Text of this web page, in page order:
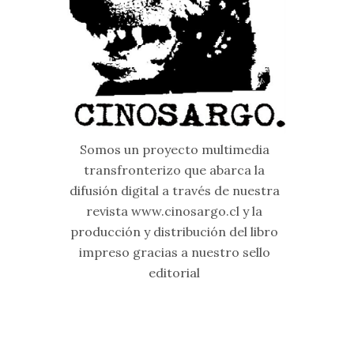
Somos un proyecto multimedia
transfronterizo que abarca la
difusión digital a través de nuestra
revista www.cinosargo.cl y la
producción y distribución del libro
impreso gracias a nuestro sello
editorial